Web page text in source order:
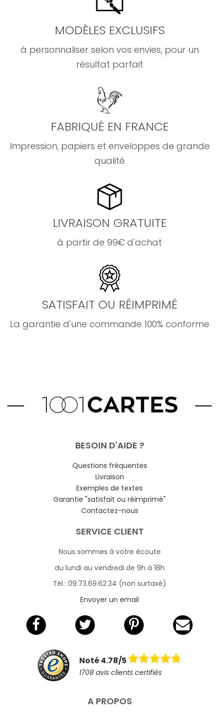
MODÈLES EXCLUSIFS
à personnaliser selon vos envies, pour un
résultat parfait
FABRIQUÉ EN FRANCE
Impression, papiers et enveloppes de grande
qualité
LIVRAISON GRATUITE
à partir de 99€ d'achat
SATISFAIT OU RÉIMPRIMÉ
La garantie d'une commande 100% conforme
BESOIN D'AIDE ?
Questions fréquentes
Livraison
Exemples de textes
Garantie "satisfait ou réimprimé"
Contactez-nous
SERVICE CLIENT
Nous sommes à votre écoute
du lundi au vendredi de 9h à 18h
Tél.: 09.73.69.62.34 (non surtaxé)
Envoyer un email
Noté 4.78/5
1708 avis clients certifiés
A PROPOS